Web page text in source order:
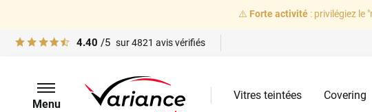
⚠️ Forte activité: privilégiez le
4.40 /5 sur4821 avis vérifiés
Menu
Vitres teintées Covering